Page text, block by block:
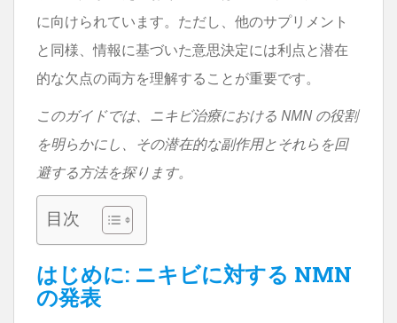
に向けられています。ただし、他のサプリメント
と同様、情報に基づいた意思決定には利点と潜在
的な欠点の両方を理解することが重要です。
このガイドでは、ニキビ治療における NMN の役割
を明らかにし、その潜在的な副作用とそれらを回
避する方法を探ります。
目次
はじめに: ニキビに対する NMN
の発表